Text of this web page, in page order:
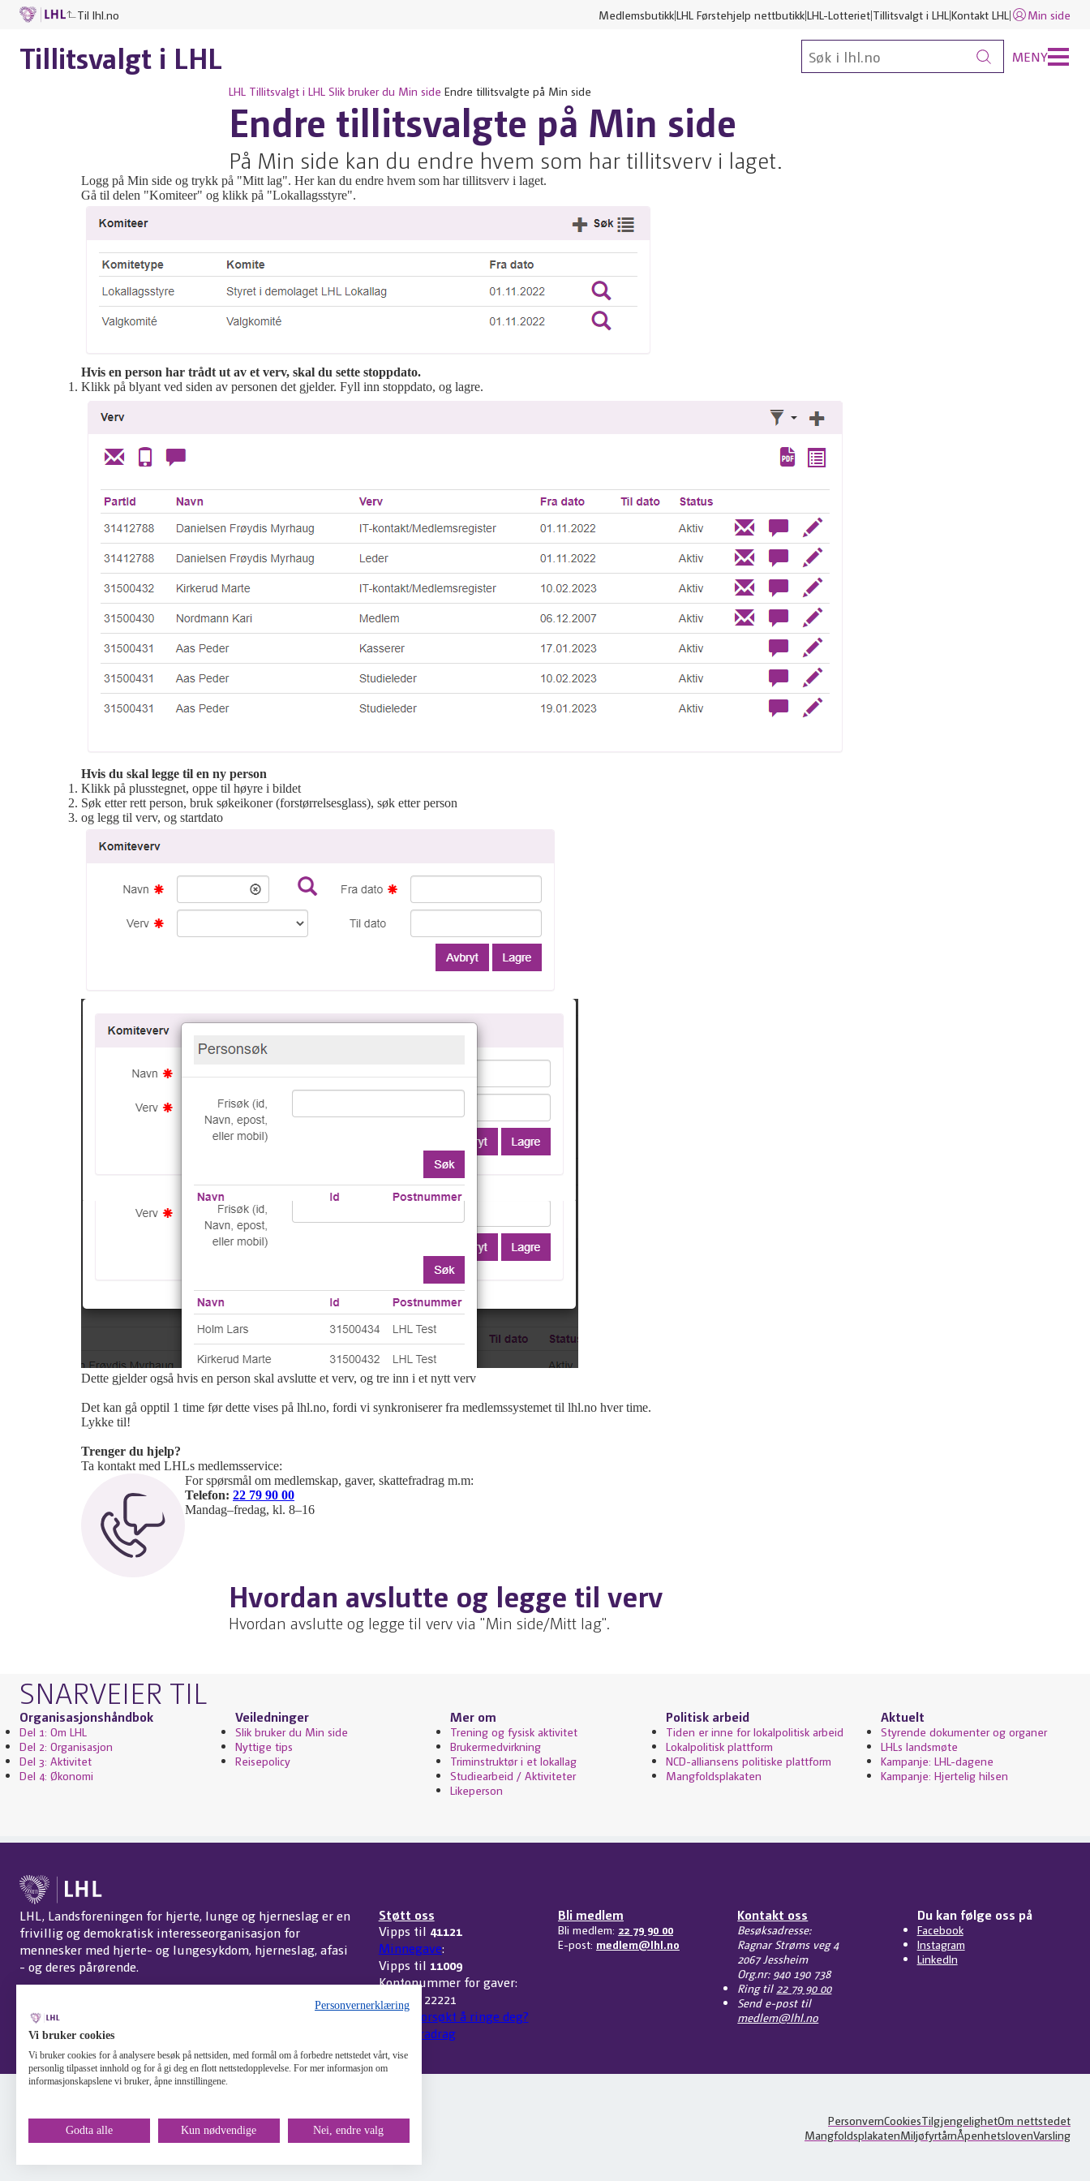
Til lhl.no MedlemsbutikkLHL Førstehjelp nettbutikkLHL-Lotteriet Tillitsvalgt i LHL Kontakt LHL Min side
Tillitsvalgt i LHL MENY
LHL Tillitsvalgt i LHL Slik bruker du Min side Endre tillitsvalgte på Min side
Endre tillitsvalgte på Min side
På Min side kan du endre hvem som har tillitsverv i laget.
Logg på Min side og trykk på "Mitt lag". Her kan du endre hvem som har tillitsverv i laget.
Gå til delen "Komiteer" og klikk på "Lokallagsstyre".
Hvis en person har trådt ut av et verv, skal du sette stoppdato.
Klikk på blyant ved siden av personen det gjelder. Fyll inn stoppdato, og lagre.
Hvis du skal legge til en ny person
Klikk på plusstegnet, oppe til høyre i bildet
Søk etter rett person, bruk søkeikoner (forstørrelsesglass), søk etter person
og legg til verv, og startdato
Dette gjelder også hvis en person skal avslutte et verv, og tre inn i et nytt verv
Det kan gå opptil 1 time før dette vises på lhl.no, fordi vi synkroniserer fra medlemssystemet til lhl.no hver time.
Lykke til!
Trenger du hjelp?
Ta kontakt med LHLs medlemsservice:
For spørsmål om medlemskap, gaver, skattefradrag m.m:
Telefon: 22 79 90 00
Mandag–fredag, kl. 8–16
Hvordan avslutte og legge til verv
Hvordan avslutte og legge til verv via "Min side/Mitt lag".
SNARVEIER TIL
Organisasjonshåndbok
Del 1: Om LHL
Del 2: Organisasjon
Del 3: Aktivitet
Del 4: Økonomi
Veiledninger
Slik bruker du Min side
Nyttige tips
Reisepolicy
Mer om
Trening og fysisk aktivitet
Brukermedvirkning
Triminstruktør i et lokallag
Studiearbeid / Aktiviteter
Likeperson
Politisk arbeid
Tiden er inne for lokalpolitisk arbeid
Lokalpolitisk plattform
NCD-alliansens politiske plattform
Mangfoldsplakaten
Aktuelt
Styrende dokumenter og organer
LHLs landsmøte
Kampanje: LHL-dagene
Kampanje: Hjertelig hilsen
LHL, Landsforeningen for hjerte, lunge og hjerneslag er en
frivillig og demokratisk interesseorganisasjon for
mennesker med hjerte- og lungesykdom, hjerneslag, afasi
- og deres pårørende.
Støtt oss
Vipps til 41121
Minnegave:
Vipps til 11009
Kontonummer for gaver:
3207 32 22221
Har vi forsøkt å ringe deg?
Skattefradrag
Bli medlem
Bli medlem: 22 79 90 00
E-post: medlem@lhl.no
Kontakt oss
Besøksadresse:
Ragnar Strøms veg 4
2067 Jessheim
Org.nr: 940 190 738
Ring til 22 79 90 00
Send e-post til
medlem@lhl.no
Du kan følge oss på
Facebook
Instagram
LinkedIn
PersonvernCookiesTilgjengelighetOm nettstedet
MangfoldsplakatenMiljøfyrtårnÅpenhetslovenVarsling
Personvernerklæring
Vi bruker cookies
Vi bruker cookies for å analysere besøk på nettsiden, med formål om å forbedre nettstedet vårt, vise
personlig tilpasset innhold og for å gi deg en flott nettstedopplevelse. For mer informasjon om
informasjonskapslene vi bruker, åpne innstillingene.
Godta alle Kun nødvendige Nei, endre valg